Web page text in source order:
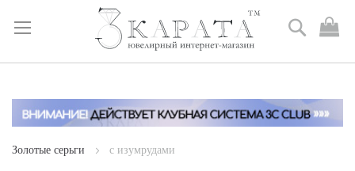
Skip
Content
Поиск
Золотые серьги с изумрудами